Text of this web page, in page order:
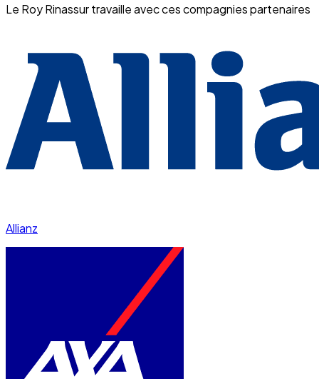
Le Roy Rinassur travaille avec ces compagnies partenaires
Allianz